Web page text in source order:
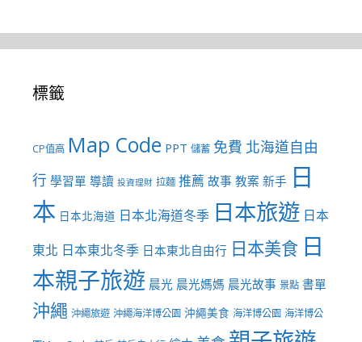
標籤
CP值高 Map Code PPT 儲蓄 免費 北海道自由
行 學習單 導讀 投資理財 拉麵 推薦 故事 教案 新手 日
本 日本北海道 日本北海道冬季 日本旅遊 日本
東北 日本東北冬季 日本東北自由行 日本美食 日
本親子旅遊 晨光 晨光媽媽 晨光故事 景點 書單
沖繩 沖繩旅遊 沖繩海洋博公園 沖繩美食 海洋博公園 海洋博公